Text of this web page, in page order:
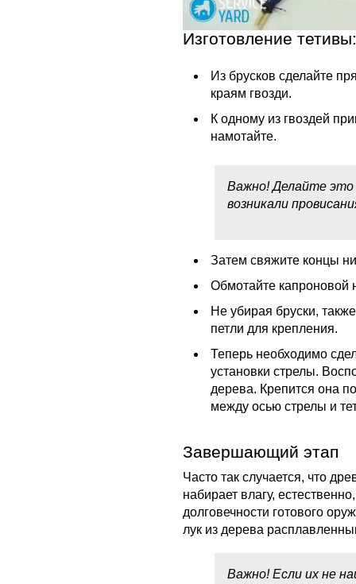
Изготовление тетивы:
Из брусков сделайте
краям гвозди.
К одному из гвоздей
намотайте.
Важно! Делайте это
возникали
Затем свяжите концы
Обмотайте капроновой
Не убирая бруски,
петли для крепления.
Теперь необходимо
установки стрелы.
дерева. Крепится она
между осью стрелы и
Завершающий этап
Часто так случается, что
набирает влагу,
долговечности готового
лук из дерева
Важно! Если их не